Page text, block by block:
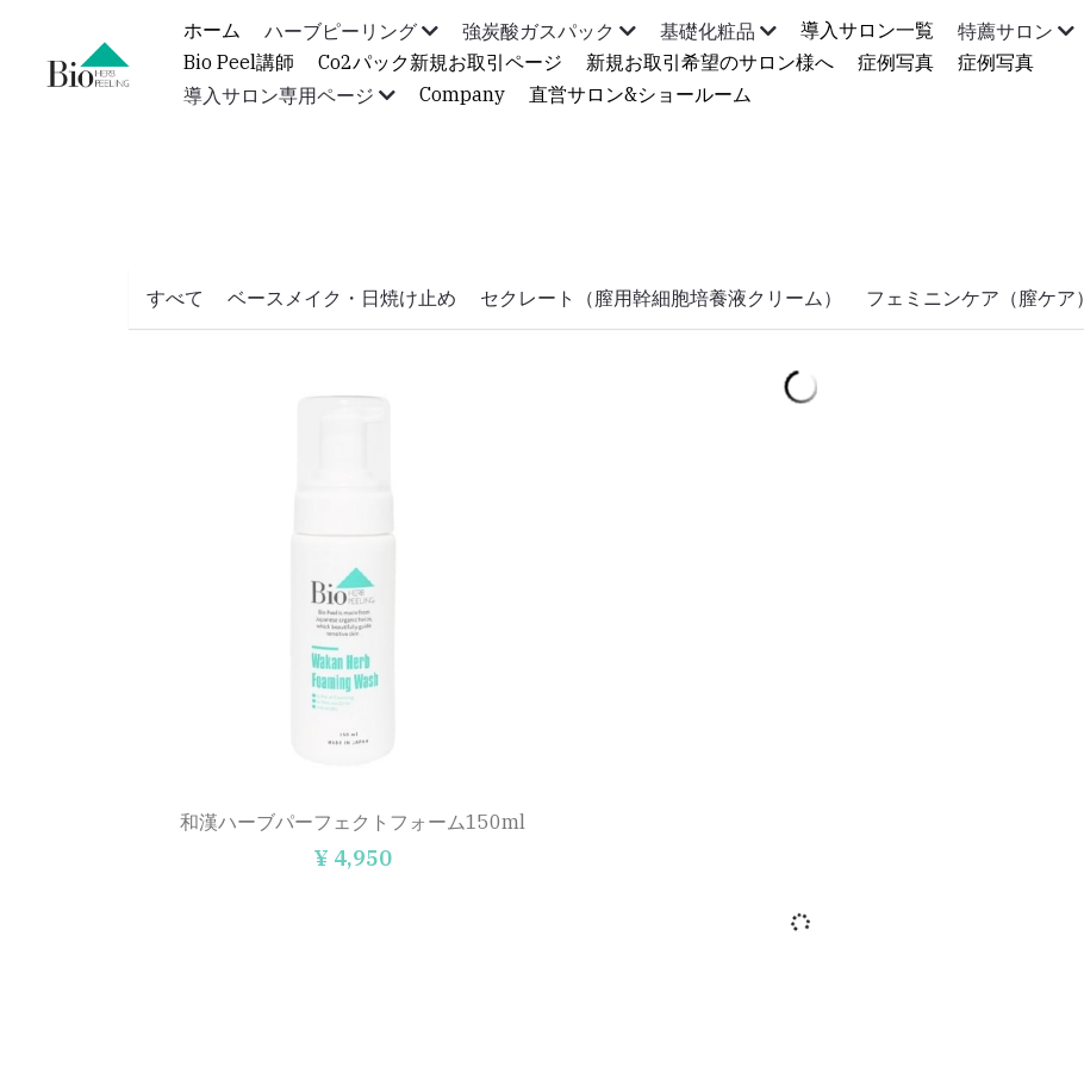
ホーム ハーブピーリング 強炭酸ガスパック 基礎化粧品 導入サロン一覧
特薦サロン
Bio Peel講師
Co2パック新規お取引ページ 新規お取引希望のサロン様へ 症例写真
症例写真
導入サロン専用ページ
Company 直営サロン&ショールーム
すべて ベースメイク・日焼け止め セクレート（膣用幹細胞培養液クリーム） フェミニンケア（膣ケア）
和漢ハーブパーフェクトフォーム150ml
¥ 4,950